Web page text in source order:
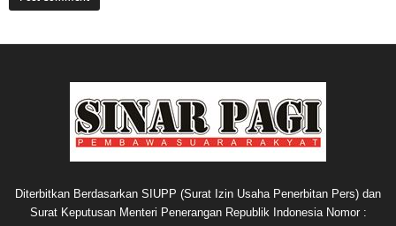
Diterbitkan Berdasarkan SIUPP (Surat Izin Usaha Penerbitan Pers) dan
Surat Keputusan Menteri Penerangan Republik Indonesia Nomor :